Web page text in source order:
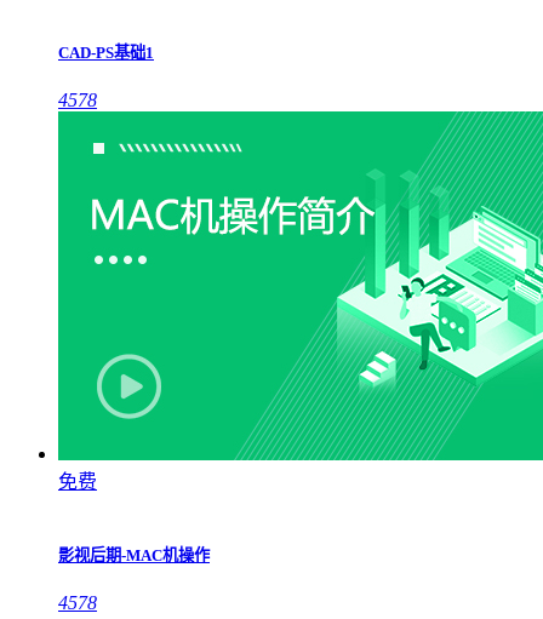
CAD-PS基础1
4578
免费
影视后期-MAC机操作
4578